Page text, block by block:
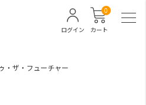
カート
0
ログイン
・ザ・フューチャー